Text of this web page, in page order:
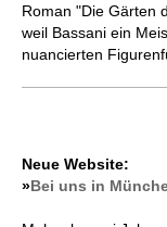
Roman "Die Gärten
weil Bassani ein
nuancierten
Neue Website:
»Bei uns in